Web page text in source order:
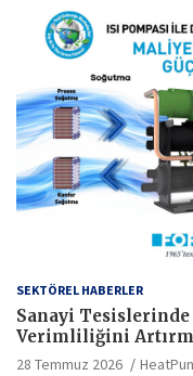
SEKTÖREL HABERLER
Sanayi Tesislerinde
Verimliliğini
28 Temmuz 2026